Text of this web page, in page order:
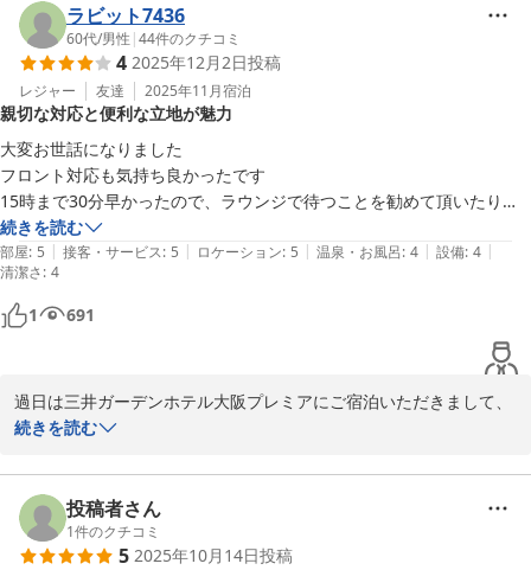
ご滞在についておおむねご満足いただけたようで何よりでございま
す。特にスタッフについてのお褒めのお言葉は、身に余る光栄でご
ざいます。頂戴したお言葉に甘んじることなく、引き続きサービス
向上に励んでまいります。
またラウンジについて貴重なご意見をお寄せいただき、ありがとう
ございます。頂戴したご意見は、今後のラウンジ運営の検討課題に
させていただきます。
次回ご宿泊の機会がございましたら、ぜひ当館の大浴場もご利用く
ださい。旅の癒しになるかと存じます。
今後も三井ガーデンホテル大阪プレミアをご愛顧いただけますと幸
いでございます。
宿泊支配人
三井ガーデンホテル大阪プレミア
2026-01-11
ラビット7436
60代/男性 |44件のクチコミ
4 2025年12月2日投稿
レジャー 友達 2025年11月宿泊
親切な対応と便利な立地が魅力
大変お世話になりました
フロント対応も気持ち良かったです
15時まで30分早かったので、ラウンジで待つことを勧めて頂いたり気
遣いを感じました。
フロントの作業を、テキパキやってもらえたら、もっと良いと思いまし
た。
フェスティバルホールのコンサートで利用しました。とても近くて良か
ったです。
大浴場にサウナごあれば嬉しいです。
フェスティバルホールのコンサートでは、また、利用させて頂きたいと
続きを読む
部屋: 5 | 接客・サービス: 5 | ロケーション: 5 | 温泉・お風呂: 4 | 設備: 4 |
清潔さ: 4
1 691
過日は三井ガーデンホテル大阪プレミアにご宿泊いただきまして、
誠にありがとうございます。また貴重なお時間を割いて、ご滞在に
す。
今回のご宿泊において概ねご満足いただけた様子が伺え、私共も大
変嬉しく存じます。また、スタッフの対応につきましても、気持ち
続きを読む
投稿者さん
1件のクチコミ
5 2025年10月14日投稿